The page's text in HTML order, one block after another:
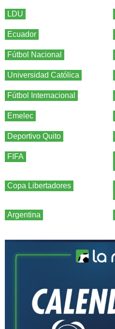
LDU
Ecuador
Fútbol Nacional
Universidad Católica
Fútbol Internacional
Emelec
Deportivo Quito
FIFA
Copa Libertadores
Argentina